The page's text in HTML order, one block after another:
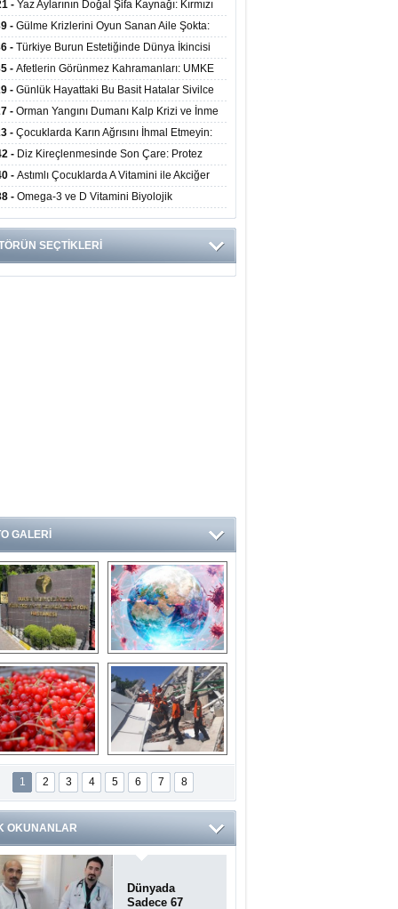
Ünitesi Hastalara Umut Oluyor
- Yaz Aylarının Doğal Şifa Kaynağı: Kırmızı
Bağışıklığı ve Kalbi Koruyor
- Gülme Krizlerini Oyun Sanan Aile Şokta:
Çocuk 8 Kez Felç Geçirdi
- Türkiye Burun Estetiğinde Dünya İkincisi
- Afetlerin Görünmez Kahramanları: UMKE
Görev Başında
- Günlük Hayattaki Bu Basit Hatalar Sivilce
Tetikliyor
- Orman Yangını Dumanı Kalp Krizi ve İnme
Artırıyor
- Çocuklarda Karın Ağrısını İhmal Etmeyin:
Habercisi Olabilir
- Diz Kireçlenmesinde Son Çare: Protez
İle Yaşam Kalitesi Artıyor
- Astımlı Çocuklarda A Vitamini ile Akciğer
Arasında Bağlantı Bulundu
- Omega-3 ve D Vitamini Biyolojik
Yavaşlatabilir
SEÇTİKLERİ
GALERİ
burası da bir
devlet hastanesi
14 soruda
Koronavirüs
hakkında kendinizi
test edin...
meyvesi
koruyor
Endonezya’daki
deprem: Ölü sayısı
bin 203'e yükseldi
1 2 3 4 5 6 7 8
OKUNANLAR
Dünyada
Sadece 67